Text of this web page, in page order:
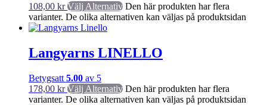
108,00 kr Välj Alternativ Den här produkten har flera
varianter. De olika alternativen kan väljas på produktsidan
Langyarns LINELLO
Betygsatt 5.00 av 5
178,00 kr Välj Alternativ Den här produkten har flera
varianter. De olika alternativen kan väljas på produktsidan